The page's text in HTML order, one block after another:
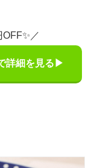
／
詳細を見る▶